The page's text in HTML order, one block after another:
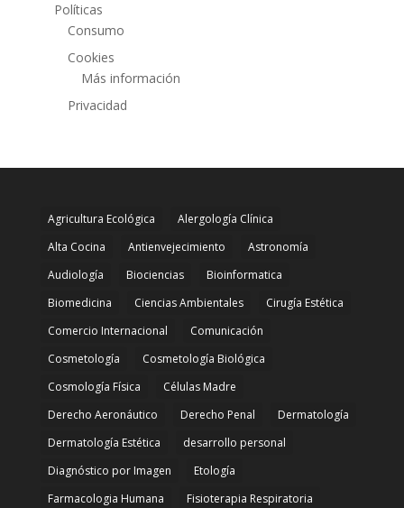
Políticas
Consumo
Cookies
Más información
Privacidad
Agricultura Ecológica
Alergología Clínica
Alta Cocina
Antienvejecimiento
Astronomía
Audiología
Biociencias
Bioinformatica
Biomedicina
Ciencias Ambientales
Cirugía Estética
Comercio Internacional
Comunicación
Cosmetología
Cosmetología Biológica
Cosmología Física
Células Madre
Derecho Aeronáutico
Derecho Penal
Dermatología
Dermatología Estética
desarrollo personal
Diagnóstico por Imagen
Etología
Farmacologia Humana
Fisioterapia Respiratoria